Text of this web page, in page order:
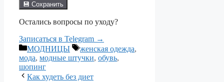
💾 Сохранить
Остались вопросы по уходу?
Записаться в Telegram →
Рубрики
МОДНИЦЫ Метки
женская одежда,
мода, модные штучки, обувь,
шопинг
Как худеть без диет